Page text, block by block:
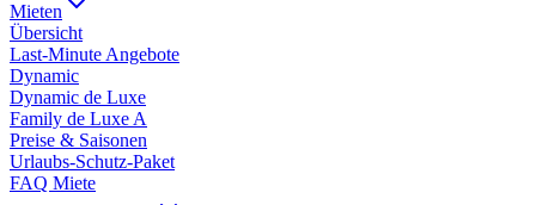
Mieten
Übersicht
Last-Minute Angebote
Dynamic
Dynamic de Luxe
Family de Luxe A
Preise & Saisonen
Urlaubs-Schutz-Paket
FAQ Miete